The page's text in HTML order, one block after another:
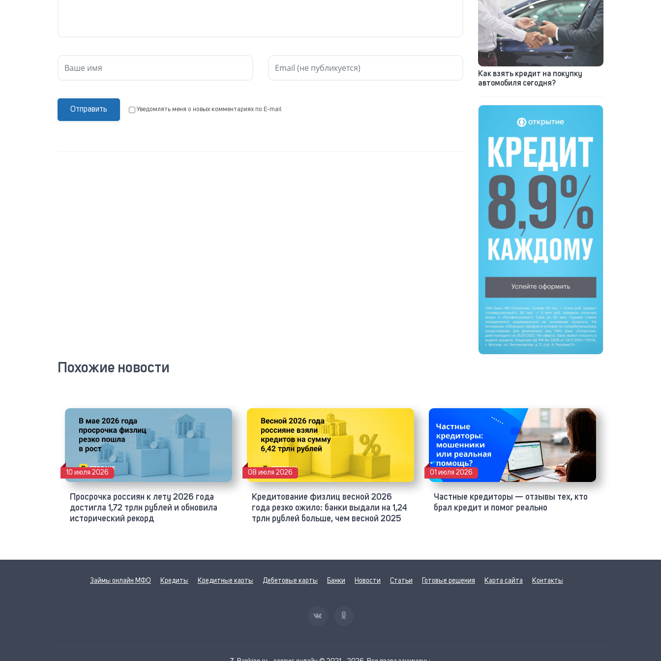
Отправить Уведомлять меня о новых комментариях по E-mail
Как взять кредит на покупку
автомобиля сегодня?
Похожие новости
Просрочка россиян к лету 2026 года
достигла 1,72 трлн рублей и обновила
исторический рекорд
10 июля 2026
Кредитование физлиц весной 2026
года резко ожило: банки выдали на 1,24
трлн рублей больше, чем весной 2025
08 июля 2026
Частные кредиторы — отзывы тех, кто
брал кредит и помог реально
01 июля 2026
Займы онлайн МФО Кредиты Кредитные карты Дебетовые карты Банки Новости Статьи Готовые решения Карта сайта Контакты